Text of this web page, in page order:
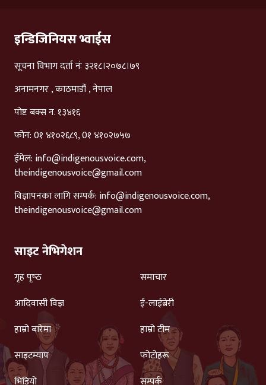
इन्डिजिनियस भ्वाईस
सूचना विभाग दर्ता नंः ३२१८।२०७८।७९
अनामनगर , काठमाडौं , नेपाल
पोष्ट बक्स न. १३४१६
फोन: 0१ ४१०२६८९, 0१ ४१०२७५७
ईमेल: info@indigenousvoice.com,
theindigenousvoice@gmail.com
विज्ञापनका लागि सम्पर्क: info@indigenousvoice.com,
theindigenousvoice@gmail.com
साइट नेभिगेशन
गृह पृष्‍ठ
समाचार
आदिवासी विज्ञ
ई-लाईब्रेरी
हाम्रो बारेमा
हाम्रो टीम
साइटम्याप
फोटोहरू
भिडियो
सम्पर्क